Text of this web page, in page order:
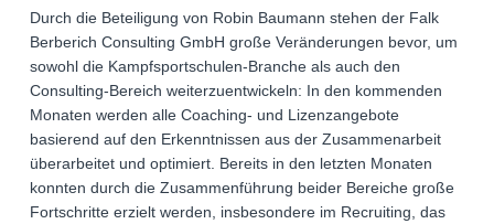
Durch die Beteiligung von Robin Baumann stehen der Falk
Berberich Consulting GmbH große Veränderungen bevor, um
sowohl die Kampfsportschulen-Branche als auch den
Consulting-Bereich weiterzuentwickeln: In den kommenden
Monaten werden alle Coaching- und Lizenzangebote
basierend auf den Erkenntnissen aus der Zusammenarbeit
überarbeitet und optimiert. Bereits in den letzten Monaten
konnten durch die Zusammenführung beider Bereiche große
Fortschritte erzielt werden, insbesondere im Recruiting, das